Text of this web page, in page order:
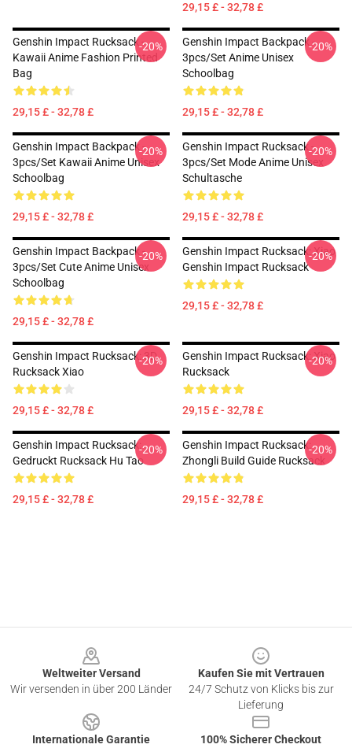
29,15 £ - 32,78 £
Genshin Impact Rucksack -
Kawaii Anime Fashion Printed
Bag
29,15 £ - 32,78 £
-20%
Genshin Impact Backpack -
3pcs/Set Anime Unisex
Schoolbag
29,15 £ - 32,78 £
-20%
Genshin Impact Backpack -
3pcs/Set Kawaii Anime Unisex
Schoolbag
29,15 £ - 32,78 £
-20%
Genshin Impact Rucksack -
3pcs/Set Mode Anime Unisex
Schultasche
29,15 £ - 32,78 £
-20%
Genshin Impact Backpack -
3pcs/Set Cute Anime Unisex
Schoolbag
29,15 £ - 32,78 £
-20%
Genshin Impact Rucksack: Xiao
Genshin Impact Rucksack
29,15 £ - 32,78 £
-20%
Genshin Impact Rucksack: 3D
Rucksack Xiao
29,15 £ - 32,78 £
-20%
Genshin Impact Rucksack: Xiao
Rucksack
29,15 £ - 32,78 £
-20%
Genshin Impact Rucksack:
Gedruckt Rucksack Hu Tao
29,15 £ - 32,78 £
-20%
Genshin Impact Rucksack:
Zhongli Build Guide Rucksack
29,15 £ - 32,78 £
-20%
Weltweiter Versand
Wir versenden in über 200 Länder
Kaufen Sie mit Vertrauen
24/7 Schutz von Klicks bis zur
Lieferung
Internationale Garantie
100% Sicherer Checkout